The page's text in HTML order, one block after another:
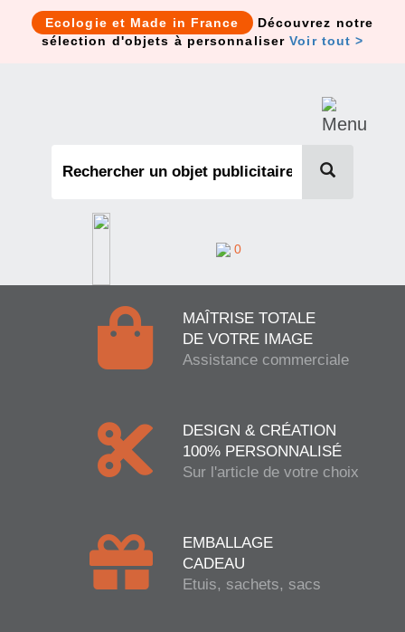
Ecologie et Made in France
Découvrez notre
sélection d'objets à personnaliserVoir tout >
0
MAÎTRISE TOTALE
DE VOTRE IMAGE
Assistance commerciale
DESIGN & CRÉATION
100% PERSONNALISÉ
Sur l'article de votre choix
EMBALLAGE
CADEAU
Etuis, sachets, sacs
Cookies management panel